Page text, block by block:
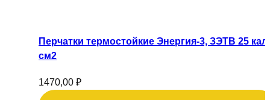
Перчатки термостойкие Энергия-3, ЗЭТВ 25 кал/
см2
1470,00 ₽